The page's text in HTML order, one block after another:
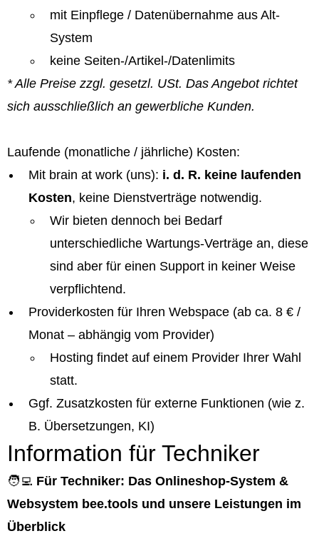
mit Einpflege / Datenübernahme aus Alt-
System
keine Seiten-/Artikel-/Datenlimits
* Alle Preise zzgl. gesetzl. USt. Das Angebot richtet
sich ausschließlich an gewerbliche Kunden.
Laufende (monatliche / jährliche) Kosten:
Mit brain at work (uns): i. d. R. keine laufenden
Kosten, keine Dienstverträge notwendig.
Wir bieten dennoch bei Bedarf
unterschiedliche Wartungs-Verträge an, diese
sind aber für einen Support in keiner Weise
verpflichtend.
Providerkosten für Ihren Webspace (ab ca. 8 € /
Monat – abhängig vom Provider)
Hosting findet auf einem Provider Ihrer Wahl
statt.
Ggf. Zusatzkosten für externe Funktionen (wie z.
B. Übersetzungen, KI)
Information für Techniker
🧑‍💻 Für Techniker: Das Onlineshop-System &
Websystem bee.tools und unsere Leistungen im
Überblick